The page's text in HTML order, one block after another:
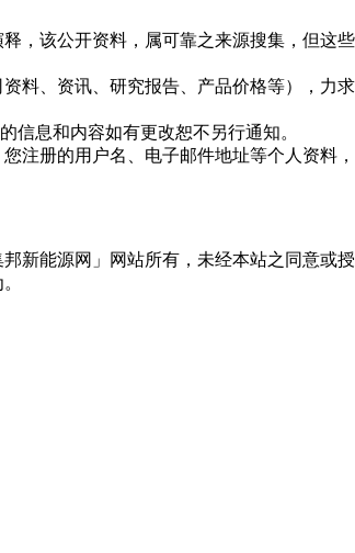
，该公开资料，属可靠之来源搜集，但
料、资讯、研究报告、产品价格等），
信息和内容如有更改恕不另行通知。
注册的用户名、电子邮件地址等个人资
邦新能源网」网站所有，未经本站之同意